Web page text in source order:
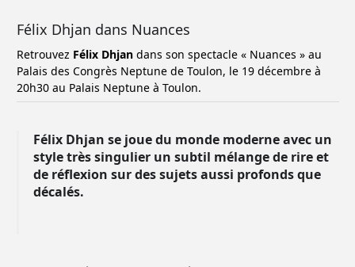
Félix Dhjan dans Nuances
Retrouvez Félix Dhjan dans son spectacle « Nuances » au
Palais des Congrès Neptune de Toulon, le 19 décembre à
20h30 au Palais Neptune à Toulon.
Félix Dhjan se joue du monde moderne avec un
style très singulier un subtil mélange de rire et
de réflexion sur des sujets aussi profonds que
décalés.